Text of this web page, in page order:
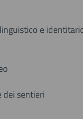
e
sentieri